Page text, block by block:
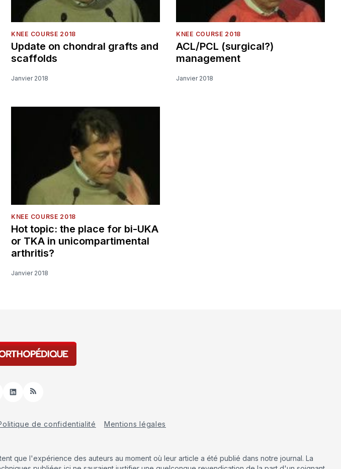
KNEE COURSE 2018
Update on chondral grafts and
scaffolds
Janvier 2018
KNEE COURSE 2018
ACL/PCL (surgical?)
management
Janvier 2018
KNEE COURSE 2018
Hot topic: the place for bi-UKA
or TKA in unicompartimental
arthritis?
Janvier 2018
LinkedInRSS
de confidentialité Mentions légales
que l'expérience des auteurs au moment où leur article a été publié dans notre journal. La